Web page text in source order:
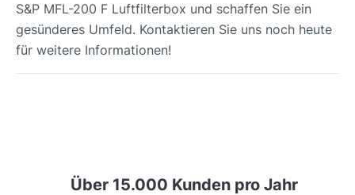
S&P MFL-200 F Luftfilterbox und schaffen Sie ein
gesünderes Umfeld. Kontaktieren Sie uns noch heute
für weitere Informationen!
Über 15.000 Kunden pro Jahr